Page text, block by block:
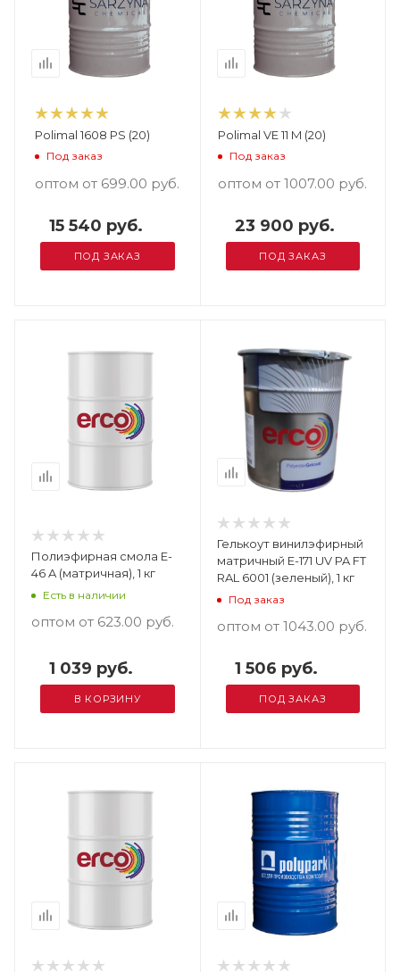
Polimal 1608 PS (20)
Под заказ
оптом от 699.00 руб.
15 540 руб.
ПОД ЗАКАЗ
Polimal VE 11 M (20)
Под заказ
оптом от 1007.00 руб.
23 900 руб.
ПОД ЗАКАЗ
Полиэфирная смола E-
46 A (матричная), 1 кг
Есть в наличии
оптом от 623.00 руб.
1 039 руб.
В КОРЗИНУ
Гелькоут винилэфирный
матричный E-171 UV PA FT
RAL 6001 (зеленый), 1 кг
Под заказ
оптом от 1043.00 руб.
1 506 руб.
ПОД ЗАКАЗ